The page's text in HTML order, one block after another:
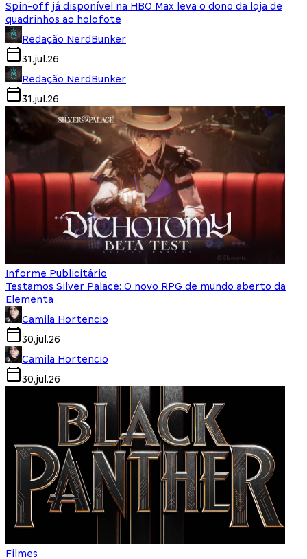
Spin-off já disponível na HBO Max leva o dono da loja de
quadrinhos ao holofote
Redação NerdBunker
31.jul.26
Redação NerdBunker
31.jul.26
Informe Publicitário
Testamos Silver Palace: O novo RPG de mundo aberto da
Elementa
Camila Hortencio
30.jul.26
Camila Hortencio
30.jul.26
Filmes